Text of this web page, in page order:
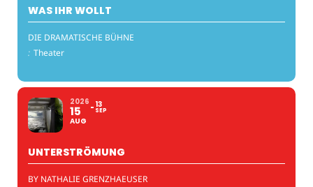
WAS IHR WOLLT
DIE DRAMATISCHE BÜHNE
: Theater
2026
15
AUG
13
SEP
UNTERSTRÖMUNG
BY NATHALIE GRENZHAEUSER